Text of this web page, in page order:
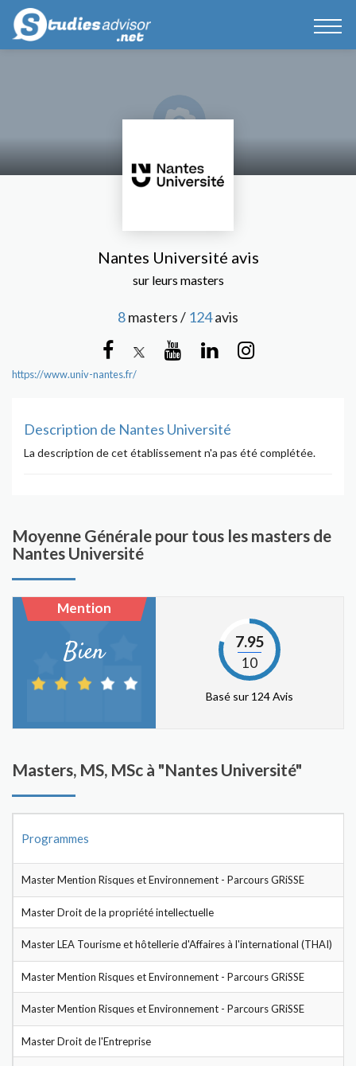
Nantes Université avis
sur leurs masters
8masters / 124avis
https://www.univ-nantes.fr/
Description de Nantes Université
La description de cet établissement n'a pas été complétée.
Moyenne Générale pour tous les masters de
Nantes Université
Mention
Bien 7.95
10
Basé sur 124 Avis
Masters, MS, MSc à "Nantes Université"
Programmes
Master Mention Risques et Environnement - Parcours GRiSSE
Master Droit de la propriété intellectuelle
Master LEA Tourisme et hôtellerie d'Affaires à l'international (THAI)
Master Mention Risques et Environnement - Parcours GRiSSE
Master Mention Risques et Environnement - Parcours GRiSSE
Master Droit de l'Entreprise